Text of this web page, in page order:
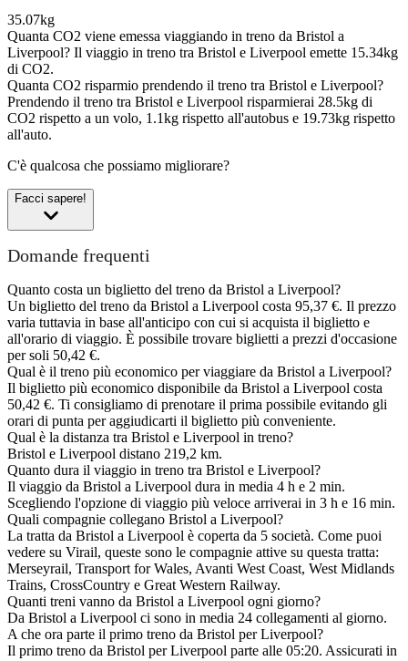
35.07kg
Quanta CO2 viene emessa viaggiando in treno da Bristol a
Liverpool? Il viaggio in treno tra Bristol e Liverpool emette 15.34kg
di CO2.
Quanta CO2 risparmio prendendo il treno tra Bristol e Liverpool?
Prendendo il treno tra Bristol e Liverpool risparmierai 28.5kg di
CO2 rispetto a un volo, 1.1kg rispetto all'autobus e 19.73kg rispetto
all'auto.
C'è qualcosa che possiamo migliorare?
Facci sapere!
Domande frequenti
Quanto costa un biglietto del treno da Bristol a Liverpool?
Un biglietto del treno da Bristol a Liverpool costa 95,37 €. Il prezzo
varia tuttavia in base all'anticipo con cui si acquista il biglietto e
all'orario di viaggio. È possibile trovare biglietti a prezzi d'occasione
per soli 50,42 €.
Qual è il treno più economico per viaggiare da Bristol a Liverpool?
Il biglietto più economico disponibile da Bristol a Liverpool costa
50,42 €. Ti consigliamo di prenotare il prima possibile evitando gli
orari di punta per aggiudicarti il biglietto più conveniente.
Qual è la distanza tra Bristol e Liverpool in treno?
Bristol e Liverpool distano 219,2 km.
Quanto dura il viaggio in treno tra Bristol e Liverpool?
Il viaggio da Bristol a Liverpool dura in media 4 h e 2 min.
Scegliendo l'opzione di viaggio più veloce arriverai in 3 h e 16 min.
Quali compagnie collegano Bristol a Liverpool?
La tratta da Bristol a Liverpool è coperta da 5 società. Come puoi
vedere su Virail, queste sono le compagnie attive su questa tratta:
Merseyrail, Transport for Wales, Avanti West Coast, West Midlands
Trains, CrossCountry e Great Western Railway.
Quanti treni vanno da Bristol a Liverpool ogni giorno?
Da Bristol a Liverpool ci sono in media 24 collegamenti al giorno.
A che ora parte il primo treno da Bristol per Liverpool?
Il primo treno da Bristol per Liverpool parte alle 05:20. Assicurati in